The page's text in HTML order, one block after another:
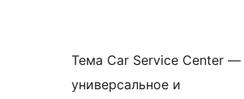
Тема Car Service Center —
универсальное и